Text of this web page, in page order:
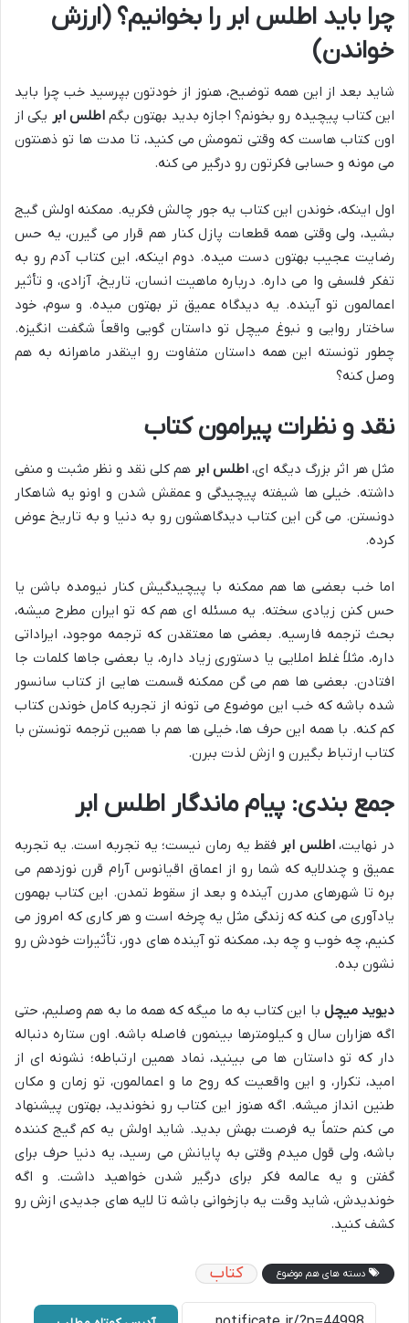
چرا باید اطلس ابر را بخوانیم؟ (ارزش
خواندن)
شاید بعد از این همه توضیح، هنوز از خودتون بپرسید خب چرا باید
این کتاب پیچیده رو بخونم؟ اجازه بدید بهتون بگماطلس ابر یکی از
اون کتاب هاست که وقتی تمومش می کنید، تا مدت ها تو ذهنتون
می مونه و حسابی فکرتون رو درگیر می کنه.
اول اینکه، خوندن این کتاب یه جور چالش فکریه. ممکنه اولش گیج
بشید، ولی وقتی همه قطعات پازل کنار هم قرار می گیرن، یه حس
رضایت عجیب بهتون دست میده. دوم اینکه، این کتاب آدم رو به
تفکر فلسفی وا می داره. درباره ماهیت انسان، تاریخ، آزادی، و تأثیر
اعمالمون تو آینده. یه دیدگاه عمیق تر بهتون میده. و سوم، خود
ساختار روایی و نبوغ میچل تو داستان گویی واقعاً شگفت انگیزه.
چطور تونسته این همه داستان متفاوت رو اینقدر ماهرانه به هم
وصل کنه؟
نقد و نظرات پیرامون کتاب
مثل هر اثر بزرگ دیگه ای، اطلس ابر هم کلی نقد و نظر مثبت و منفی
داشته. خیلی ها شیفته پیچیدگی و عمقش شدن و اونو یه شاهکار
دونستن. می گن این کتاب دیدگاهشون رو به دنیا و به تاریخ عوض
کرده.
اما خب بعضی ها هم ممکنه با پیچیدگیش کنار نیومده باشن یا
حس کنن زیادی سخته. یه مسئله ای هم که تو ایران مطرح میشه،
بحث ترجمه فارسیه. بعضی ها معتقدن که ترجمه موجود، ایراداتی
داره، مثلاً غلط املایی یا دستوری زیاد داره، یا بعضی جاها کلمات جا
افتادن. بعضی ها هم می گن ممکنه قسمت هایی از کتاب سانسور
شده باشه که خب این موضوع می تونه از تجربه کامل خوندن کتاب
کم کنه. با همه این حرف ها، خیلی ها هم با همین ترجمه تونستن با
کتاب ارتباط بگیرن و ازش لذت ببرن.
جمع بندی: پیام ماندگار اطلس ابر
در نهایت،اطلس ابر فقط یه رمان نیست؛ یه تجربه است. یه تجربه
عمیق و چندلایه که شما رو از اعماق اقیانوس آرام قرن نوزدهم می
بره تا شهرهای مدرن آینده و بعد از سقوط تمدن. این کتاب بهمون
یادآوری می کنه که زندگی مثل یه چرخه است و هر کاری که امروز می
کنیم، چه خوب و چه بد، ممکنه تو آینده های دور، تأثیرات خودش رو
نشون بده.
دیوید میچل با این کتاب به ما میگه که همه ما به هم وصلیم، حتی
اگه هزاران سال و کیلومترها بینمون فاصله باشه. اون ستاره دنباله
دار که تو داستان ها می بینید، نماد همین ارتباطه؛ نشونه ای از
امید، تکرار، و این واقعیت که روح ما و اعمالمون، تو زمان و مکان
طنین انداز میشه. اگه هنوز این کتاب رو نخوندید، بهتون پیشنهاد
می کنم حتماً یه فرصت بهش بدید. شاید اولش یه کم گیج کننده
باشه، ولی قول میدم وقتی به پایانش می رسید، یه دنیا حرف برای
گفتن و یه عالمه فکر برای درگیر شدن خواهید داشت. و اگه
خوندیدش، شاید وقت یه بازخوانی باشه تا لایه های جدیدی ازش رو
کشف کنید.
دسته های هم موضوع کتاب